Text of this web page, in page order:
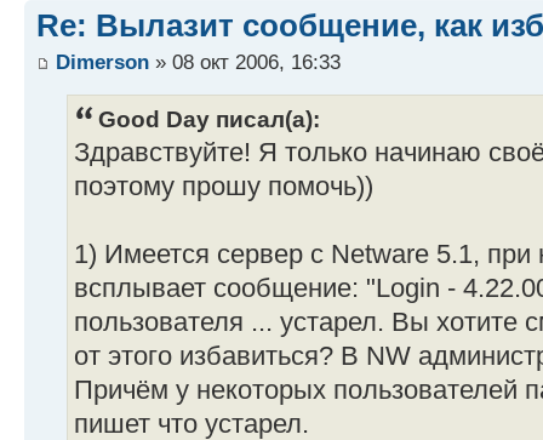
Re: Вылазит сообщение, как
Dimerson » 08 окт 2006, 16:33
Good Day писал(а):
Здравствуйте! Я только начинаю
поэтому прошу помочь))
1) Имеется сервер с Netware 5.1, при
всплывает сообщение: "Login -
пользователя ... устарел. Вы хотите
от этого избавиться? В NW
Причём у некоторых пользователей
пишет что устарел.